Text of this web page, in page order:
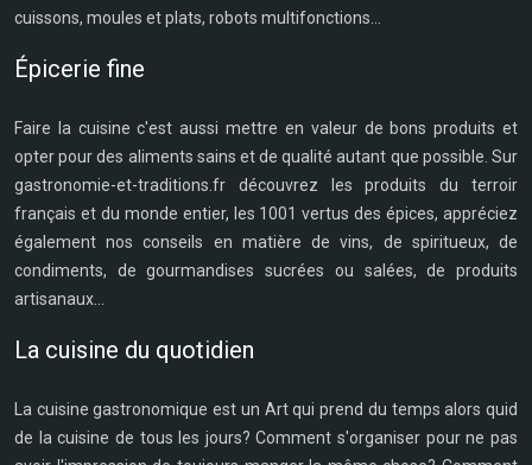
cuissons, moules et plats, robots multifonctions...
Épicerie fine
Faire la cuisine c'est aussi mettre en valeur de bons produits et
opter pour des aliments sains et de qualité autant que possible. Sur
gastronomie-et-traditions.fr découvrez les produits du terroir
français et du monde entier, les 1001 vertus des épices, appréciez
également nos conseils en matière de vins, de spiritueux, de
condiments, de gourmandises sucrées ou salées, de produits
artisanaux...
La cuisine du quotidien
La cuisine gastronomique est un Art qui prend du temps alors quid
de la cuisine de tous les jours? Comment s'organiser pour ne pas